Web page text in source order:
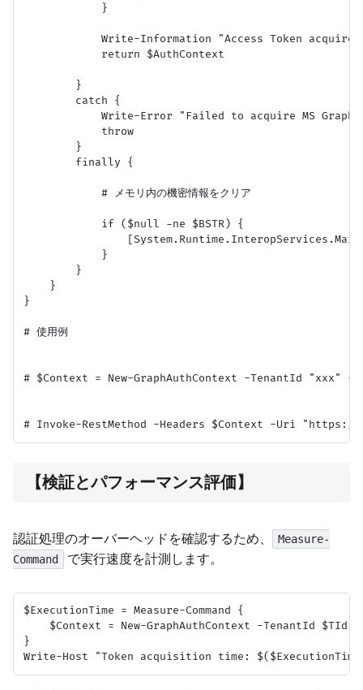
            }
Write-Information "Access Token
            return $AuthContext
        }
        catch {
Write-Error "Failed to acquire MS Graph
            throw
        }
        finally {
            # メモリ内の機密情報をクリア
            if ($null -ne $BSTR) {
            }
        }
    }
}
# 使用例
# $Context = New-GraphAuthContext -TenantId
【検証とパフォーマンス評価】
認証処理のオーバーヘッドを確認するため、
Measure-
Command
で実行速度を計測します。
$ExecutionTime = Measure-Command {
$Context = New-GraphAuthContext -TenantId $TId
}